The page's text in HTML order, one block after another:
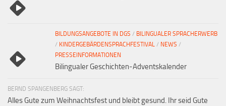
BILDUNGSANGEBOTE IN DGS / BILINGUALER SPRACHERWERB
/ KINDERGEBÄRDENSPRACHFESTIVAL / NEWS /
PRESSEINFORMATIONEN
Bilingualer Geschichten-Adventskalender
BERND SPANGENBERG SAGT:
Alles Gute zum Weihnachtsfest und bleibt gesund. Ihr seid Gute